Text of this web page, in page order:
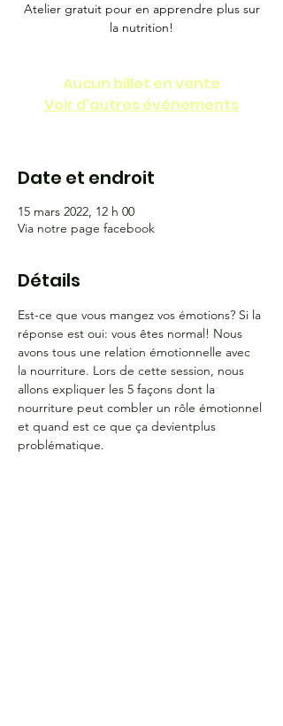
Atelier gratuit pour en apprendre plus sur
la nutrition!
Aucun billet en vente
Voir d'autres événements
Date et endroit
15 mars 2022, 12 h 00
Via notre page facebook
Détails
Est-ce que vous mangez vos émotions? Si la
réponse est oui: vous êtes normal! Nous
avons tous une relation émotionnelle avec
la nourriture. Lors de cette session, nous
allons expliquer les 5 façons dont la
nourriture peut combler un rôle émotionnel
et quand est ce que ça devientplus
problématique.